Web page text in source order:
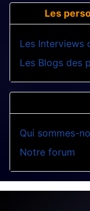
Les
Les Interviews
Les Blogs des
Qui sommes-
Notre forum